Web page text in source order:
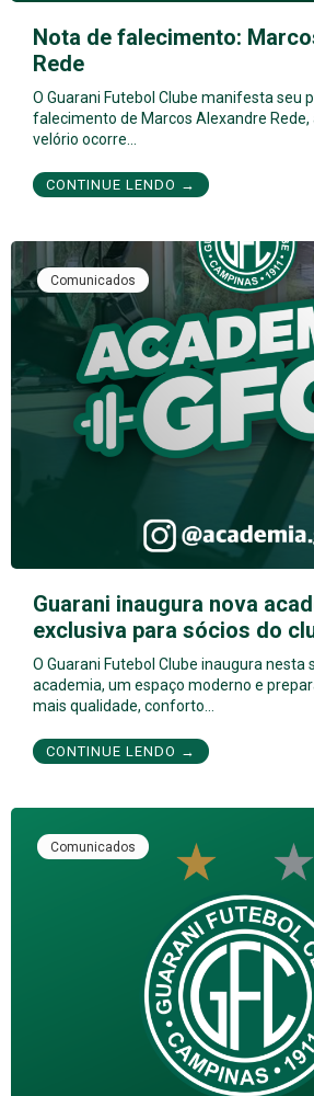
Nota de falecimento:
Rede
O Guarani Futebol Clube manifesta seu
falecimento de Marcos Alexandre Rede,
velório ocorre…
CONTINUE LENDO →
Comunicados
Guarani inaugura nova
exclusiva para sócios do
O Guarani Futebol Clube inaugura
academia, um espaço moderno e
mais qualidade, conforto…
CONTINUE LENDO →
Comunicados